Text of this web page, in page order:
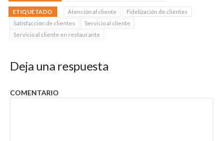
ETIQUETADO Atención al cliente
Fidelización de clientes
Satisfacción de clientes
Servicio al cliente
Servicio al cliente en restaurante
Deja una respuesta
COMENTARIO